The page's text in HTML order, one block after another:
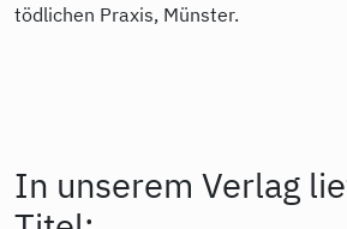
tödlichen Praxis, Münster.
In unserem Verlag